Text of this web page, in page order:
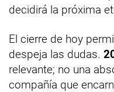
decidirá la próxima
El cierre de hoy
despeja las dudas.
relevante; no una
compañía que